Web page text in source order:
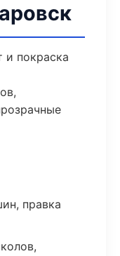
и покраска
правка